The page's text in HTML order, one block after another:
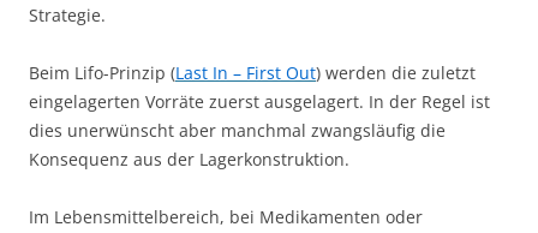
Strategie.
Beim Lifo-Prinzip (Last In – First Out) werden die zuletzt
eingelagerten Vorräte zuerst ausgelagert. In der Regel ist
dies unerwünscht aber manchmal zwangsläufig die
Konsequenz aus der Lagerkonstruktion.
Im Lebensmittelbereich, bei Medikamenten oder